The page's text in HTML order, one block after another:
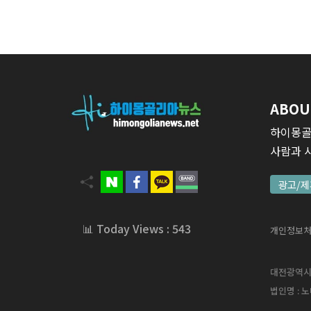
📊 Today Views : 543
하이몽
사람과
광고/
개인정보
대전광역
법인명 :